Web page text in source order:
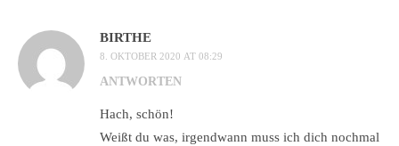
BIRTHE
8. OKTOBER 2020 AT 08:29
ANTWORTEN
Hach, schön!
Weißt du was, irgendwann muss ich dich nochmal